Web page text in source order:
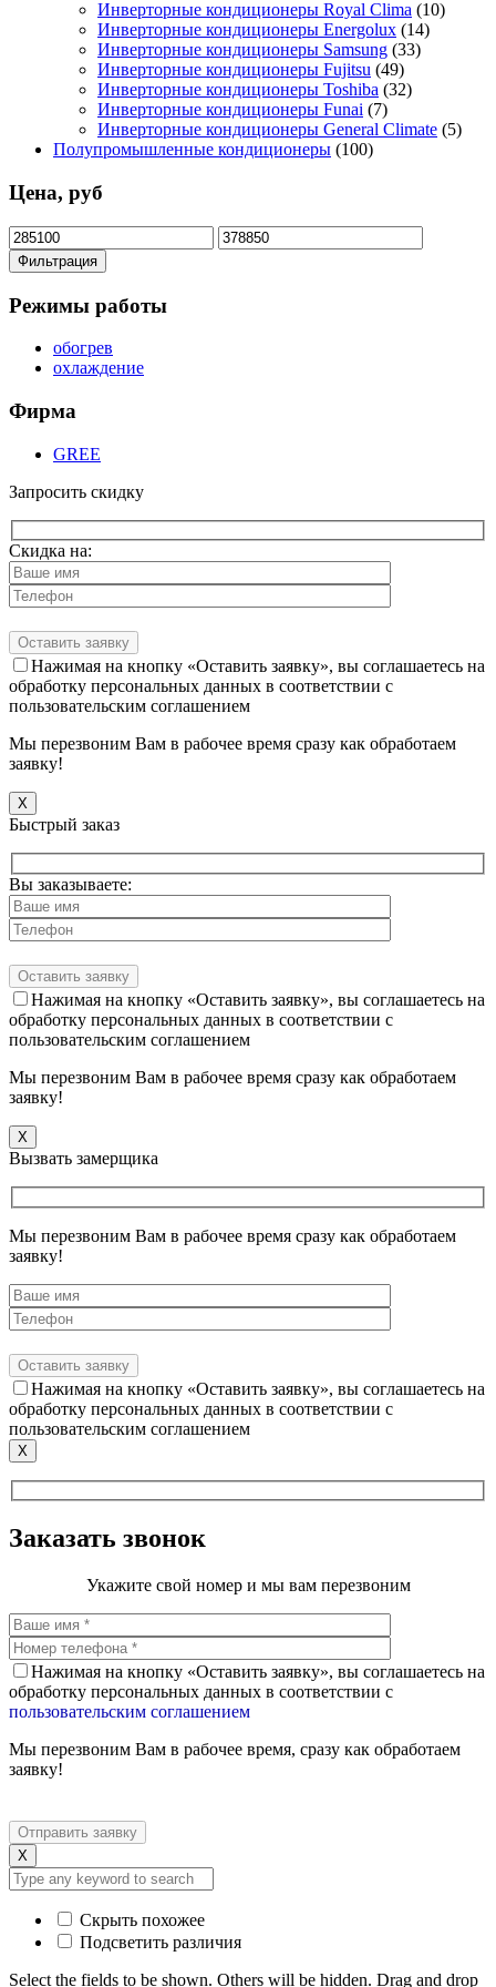
Инверторные кондиционеры Royal Clima (10)
Инверторные кондиционеры Energolux (14)
Инверторные кондиционеры Samsung (33)
Инверторные кондиционеры Fujitsu (49)
Инверторные кондиционеры Toshiba (32)
Инверторные кондиционеры Funai (7)
Инверторные кондиционеры General Climate (5)
Полупромышленные кондиционеры (100)
Цена, руб
Минимальная
цена
Максимальная
цена
Фильтрация
Режимы работы
обогрев
охлаждение
Фирма
GREE
Запросить скидку
Скидка на:
Нажимая на кнопку «Оставить заявку», вы соглашаетесь на
обработку персональных данных в соответствии с
пользовательским соглашением
Мы перезвоним Вам в рабочее время сразу как обработаем
заявку!
X
Быстрый заказ
Вы заказываете:
Нажимая на кнопку «Оставить заявку», вы соглашаетесь на
обработку персональных данных в соответствии с
пользовательским соглашением
Мы перезвоним Вам в рабочее время сразу как обработаем
заявку!
X
Вызвать замерщика
Мы перезвоним Вам в рабочее время сразу как обработаем
заявку!
Нажимая на кнопку «Оставить заявку», вы соглашаетесь на
обработку персональных данных в соответствии с
пользовательским соглашением
X
Заказать звонок
Укажите свой номер и мы вам перезвоним
Нажимая на кнопку «Оставить заявку», вы соглашаетесь на
обработку персональных данных в соответствии с
пользовательским соглашением
Мы перезвоним Вам в рабочее время, сразу как обработаем
заявку!
X
Скрыть похожее
Подсветить различия
Select the fields to be shown. Others will be hidden. Drag and drop